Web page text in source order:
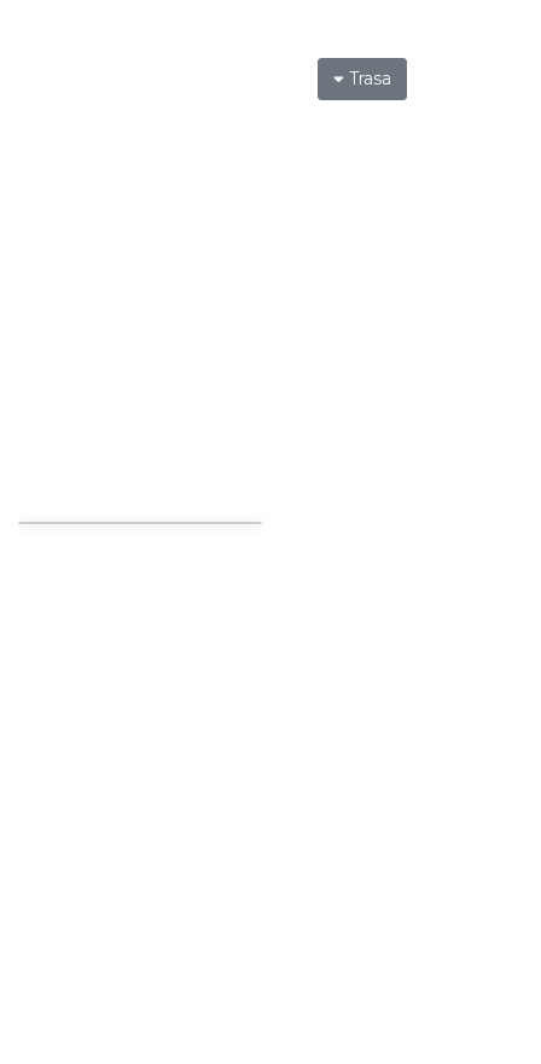
Trasa